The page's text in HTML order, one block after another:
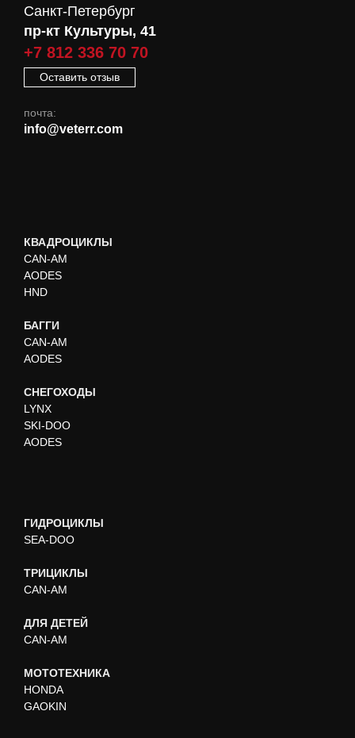
Санкт-Петербург
пр-кт Культуры, 41
+7 812 336 70 70
Оставить отзыв
почта:
info@veterr.com
КВАДРОЦИКЛЫ
CAN-AM
AODES
HND
БАГГИ
CAN-AM
AODES
СНЕГОХОДЫ
LYNX
SKI-DOO
AODES
ГИДРОЦИКЛЫ
SEA-DOO
ТРИЦИКЛЫ
CAN-AM
ДЛЯ ДЕТЕЙ
CAN-AM
МОТОТЕХНИКА
HONDA
GAOKIN